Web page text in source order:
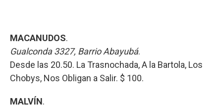
MACANUDOS.
Gualconda 3327, Barrio Abayubá.
Desde las 20.50. La Trasnochada, A la Bartola, Los
Chobys, Nos Obligan a Salir. $ 100.
MALVÍN.